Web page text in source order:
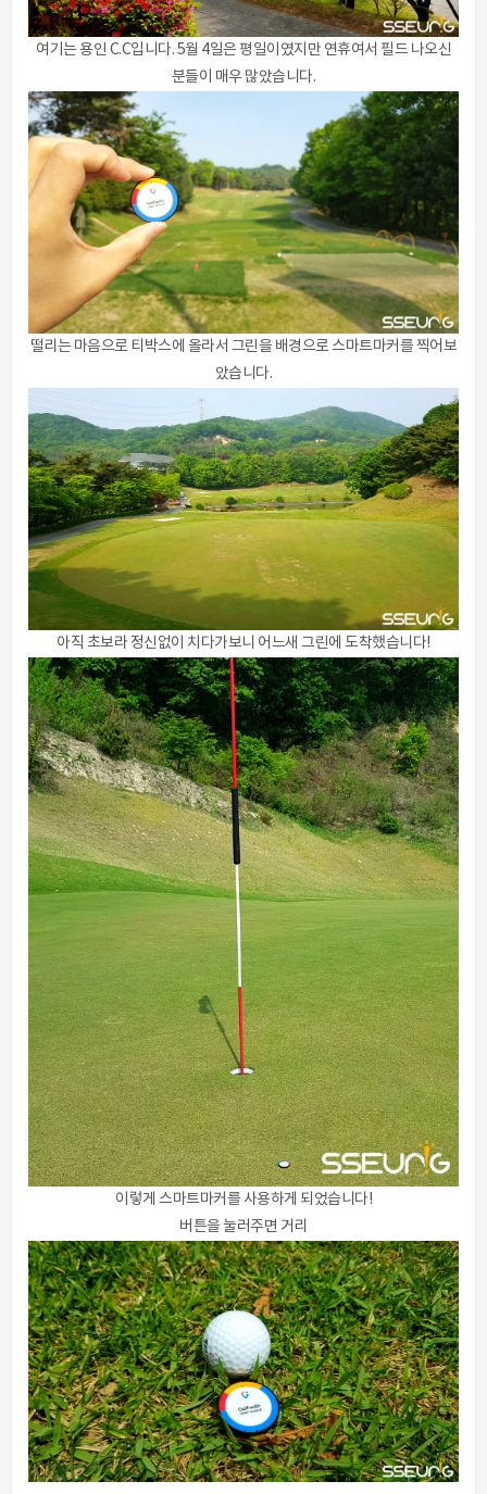
여기는 용인 C.C입니다. 5월 4일은 평일이였지만 연휴여서 필드 나오신
분들이 매우 많았습니다.
떨리는 마음으로 티박스에 올라서 그린을 배경으로 스마트마커를 찍어보
았습니다.
아직 초보라 정신없이 치다가보니 어느새 그린에 도착했습니다!
이렇게 스마트마커를 사용하게 되었습니다!
버튼을 눌러주면 거리